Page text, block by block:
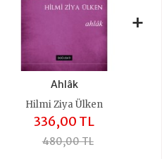
Ahlâk
Hilmi Ziya Ülken
336,00 TL
480,00 TL
+